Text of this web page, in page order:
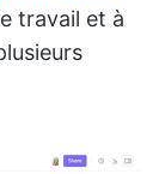
travail et à